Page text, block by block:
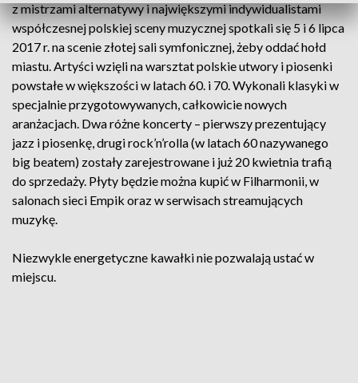
z mistrzami alternatywy i największymi indywidualistami
współczesnej polskiej sceny muzycznej spotkali się 5 i 6 lipca
2017 r. na scenie złotej sali symfonicznej, żeby oddać hołd
miastu. Artyści wzięli na warsztat polskie utwory i piosenki
powstałe w większości w latach 60. i 70. Wykonali klasyki w
specjalnie przygotowywanych, całkowicie nowych
aranżacjach. Dwa różne koncerty – pierwszy prezentujący
jazz i piosenkę, drugi rock’n’rolla (w latach 60 nazywanego
big beatem) zostały zarejestrowane i już 20 kwietnia trafią
do sprzedaży. Płyty będzie można kupić w Filharmonii, w
salonach sieci Empik oraz w serwisach streamujących
muzykę.
Niezwykle energetyczne kawałki nie pozwalają ustać w
miejscu.